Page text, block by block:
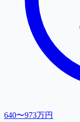
640〜973万円